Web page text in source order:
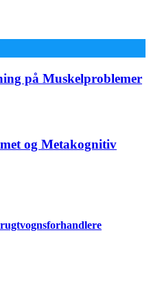
på Muskelproblemer
og Metakognitiv